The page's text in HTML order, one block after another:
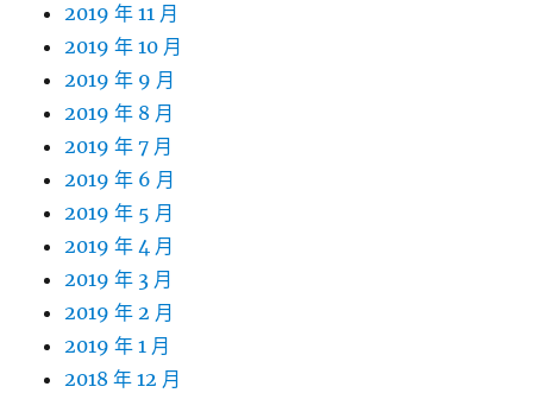
2019 年 11 月
2019 年 10 月
2019 年 9 月
2019 年 8 月
2019 年 7 月
2019 年 6 月
2019 年 5 月
2019 年 4 月
2019 年 3 月
2019 年 2 月
2019 年 1 月
2018 年 12 月